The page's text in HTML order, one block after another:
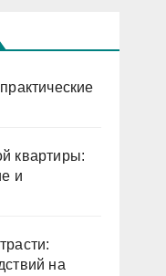
квартиры:
и
на